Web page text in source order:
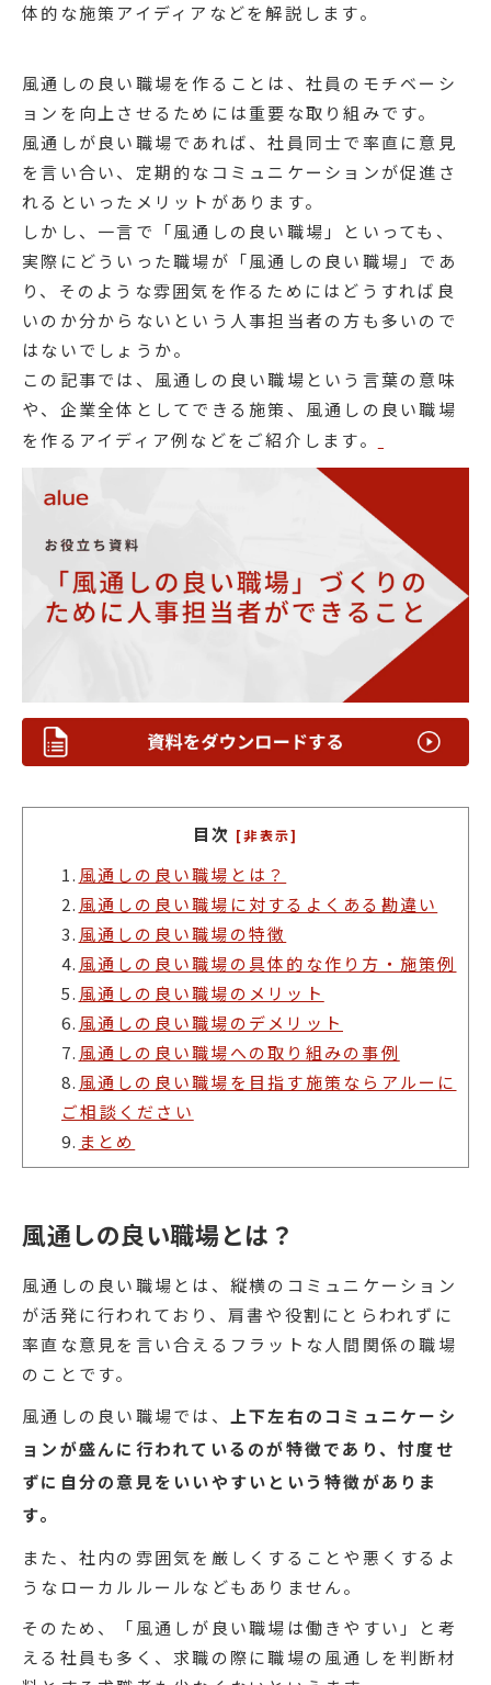
体的な施策アイディアなどを解説します。
風通しの良い職場を作ることは、社員のモチベーシ
ョンを向上させるためには重要な取り組みです。
風通しが良い職場であれば、社員同士で率直に意見
を言い合い、定期的なコミュニケーションが促進さ
れるといったメリットがあります。
しかし、一言で「風通しの良い職場」といっても、
実際にどういった職場が「風通しの良い職場」であ
り、そのような雰囲気を作るためにはどうすれば良
いのか分からないという人事担当者の方も多いので
はないでしょうか。
この記事では、風通しの良い職場という言葉の意味
や、企業全体としてできる施策、風通しの良い職場
を作るアイディア例などをご紹介します。
目次 [非表示]
1. 風通しの良い職場とは？
2. 風通しの良い職場に対するよくある勘違い
3. 風通しの良い職場の特徴
4. 風通しの良い職場の具体的な作り方・施策例
5. 風通しの良い職場のメリット
6. 風通しの良い職場のデメリット
7. 風通しの良い職場への取り組みの事例
8. 風通しの良い職場を目指す施策ならアルーに
ご相談ください
9. まとめ
風通しの良い職場とは？
風通しの良い職場とは、縦横のコミュニケーション
が活発に行われており、肩書や役割にとらわれずに
率直な意見を言い合えるフラットな人間関係の職場
のことです。
風通しの良い職場では、 上下左右のコミュニケーシ
ョンが盛んに行われているのが特徴であり、忖度せ
ずに自分の意見をいいやすいという特徴がありま
す。
また、社内の雰囲気を厳しくすることや悪くするよ
うなローカルルールなどもありません。
そのため、「風通しが良い職場は働きやすい」と考
える社員も多く、求職の際に職場の風通しを判断材